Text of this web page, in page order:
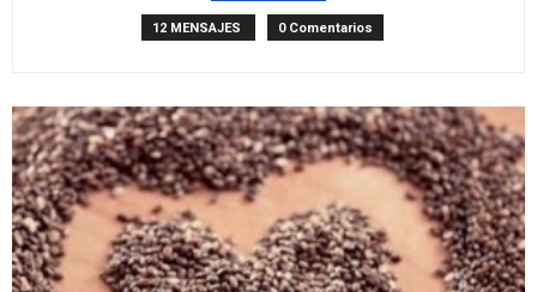
12 MENSAJES 0 Comentarios